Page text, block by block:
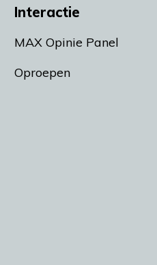
Interactie
MAX Opinie Panel
Oproepen